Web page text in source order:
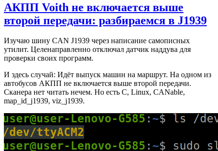
АКПП Voith не включается выше
второй передачи: разбираемся в J1939
Изучаю шину CAN J1939 через написание самописных
утилит. Целенаправленно отключал датчик наддува для
проверки своих программ.
И здесь случай: Идёт выпуск машин на маршрут. На одном из
автобусов АКПП не включается выше второй передачи.
Сканера нет читать нечем. Но есть C, Linux, CANable,
map_id_j1939, viz_j1939.